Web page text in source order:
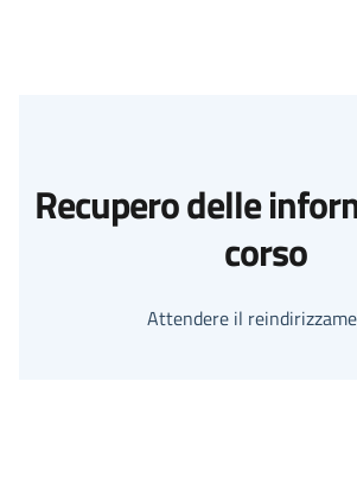
Recupero delle
corso
Attendere il